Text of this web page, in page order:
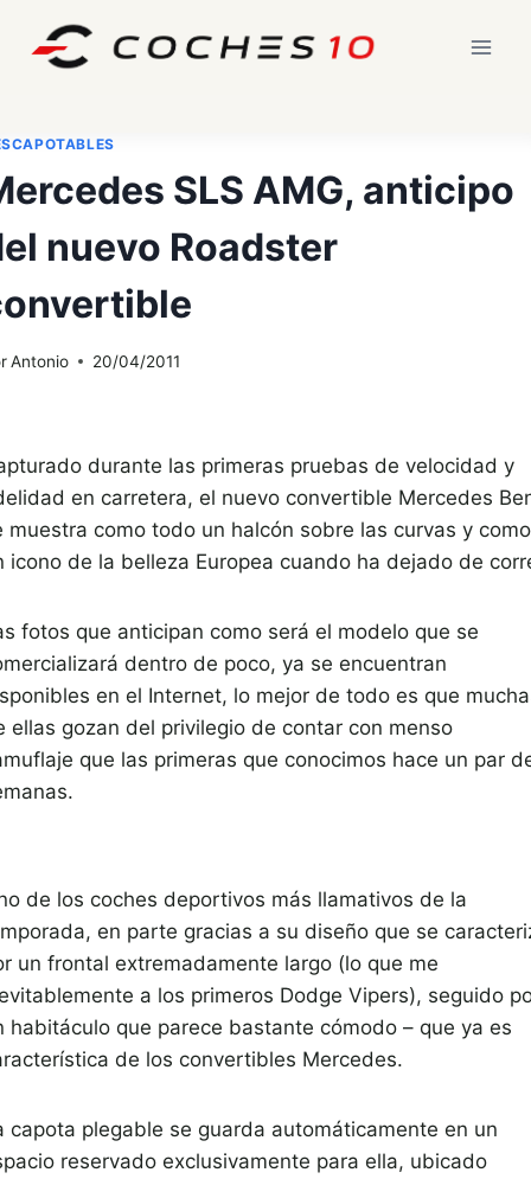
SLS AMG, anticipo
nuevo Roadster
Antonio 20/04/2011
durante las primeras pruebas de velocidad y
en carretera, el nuevo convertible Mercedes
muestra como todo un halcón sobre las curvas y como
icono de la belleza Europea cuando ha dejado de
fotos que anticipan como será el modelo que se
dentro de poco, ya se encuentran
en el Internet, lo mejor de todo es que
ellas gozan del privilegio de contar con menso
que las primeras que conocimos hace un par
de los coches deportivos más llamativos de la
en parte gracias a su diseño que se
un frontal extremadamente largo (lo que me
a los primeros Dodge Vipers), seguido
habitáculo que parece bastante cómodo – que ya es
de los convertibles Mercedes.
capota plegable se guarda automáticamente en un
reservado exclusivamente para ella, ubicado